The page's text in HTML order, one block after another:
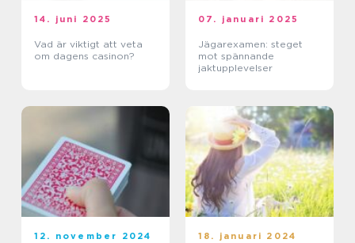
14. juni 2025
Vad är viktigt att veta
om dagens casinon?
07. januari 2025
Jägarexamen: steget
mot spännande
jaktupplevelser
12. november 2024 18. januari 2024